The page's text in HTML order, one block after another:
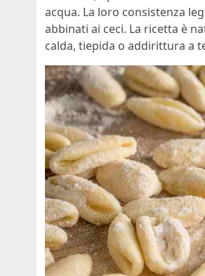
acqua. La loro consistenza
abbinati ai ceci. La ricetta è
calda, tiepida o addirittura a